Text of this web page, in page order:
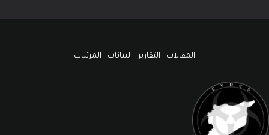
المقالات التقارير البيانات المرئيات